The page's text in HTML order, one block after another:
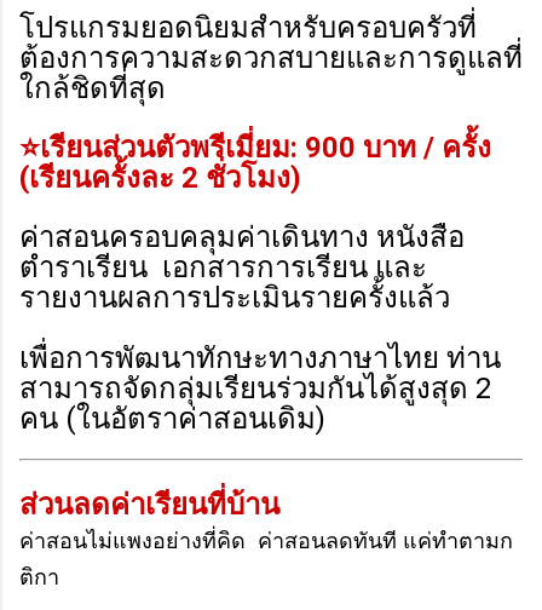
โปรแกรมยอดนิยมสำหรับครอบครัวที่
ต้องการความสะดวกสบายและการดูแลที่
ใกล้ชิดที่สุด
⭐เรียนส่วนตัวพรีเมี่ยม: 900 บาท / ครั้ง
(เรียนครั้งละ 2 ชั่วโมง)
ค่าสอนครอบคลุมค่าเดินทาง หนังสือ
ตำราเรียน เอกสารการเรียน และ
รายงานผลการประเมินรายครั้งแล้ว
เพื่อการพัฒนาทักษะทางภาษาไทย ท่าน
สามารถจัดกลุ่มเรียนร่วมกันได้สูงสุด 2
คน (ในอัตราค่าสอนเดิม)
ส่วนลดค่าเรียนที่บ้าน
ค่าสอนไม่แพงอย่างที่คิด ค่าสอนลดทันที แค่ทำตามก
ติกา